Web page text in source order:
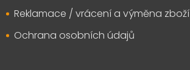
Reklamace / vrácení a výměna zboží
Ochrana osobních údajů